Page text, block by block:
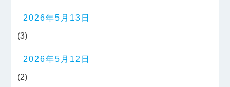
2026年5月13日
(3)
2026年5月12日
(2)